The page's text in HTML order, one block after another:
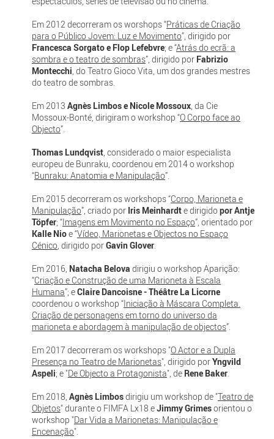
Em 2012 decorreram os worshops “Práticas de Criação
para o Público Jovem: Luz e Movimento”, dirigido por
Francesca Sorgato e Flop Lefebvre; e “Atrás do ecrã: a
sombra e o teatro de sombras”, dirigido por Fabrizio
Montecchi, do Teatro Gioco Vita, um dos grandes mestres
do teatro de sombras.
Em 2013 Agnès Limbos e Nicole Mossoux, da Cie
Mossoux-Bonté, dirigiram o workshop “O Corpo face ao
Objecto”.
Thomas Lundqvist, considerado o maior especialista
europeu de Bunraku, coordenou em 2014 o workshop
“Bunraku: Anatomia e Manipulação”.
Em 2015 decorreram os workshops “Corpo, Marioneta e
Manipulação”, criado por Iris Meinhardte dirigidopor Antje
Töpfer; “Imagens em Movimento no Espaço”, orientado por
Kalle Nioe “Vídeo, Marionetas e Objectos no Espaço
Cénico, dirigido porGavin Glover.
Em 2016, Natacha Belova dirigiu o workshop Aparição:
“Criação e Construção de uma Marioneta à Escala
Humana”; eClaire Dancoisne - Théâtre La Licorne
coordenou o workshop “Iniciação à Máscara Completa.
Criação de personagens em torno do universo da
marioneta e abordagem à manipulação de objectos”.
Em 2017 decorreram os workshops "O Actor e a Dupla
Presença no Teatro de Marionetas", dirigido porYngvild
Aspeli; e "De Objecto a Protagonista", de Rene Baker.
Em 2018, Agnès Limbosdirigiu um workshop de "Teatro de
Objetos" durante o FIMFA Lx18 eJimmy Grimesorientou o
workshop "Dar Vida a Marionetas: Manipulação e
Encenação".